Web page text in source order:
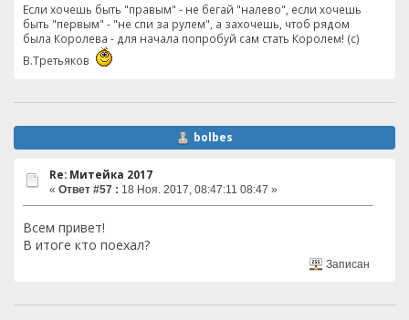
Если хочешь быть "правым" - не бегай "налево", если хочешь
быть "первым" - "не спи за рулем", а захочешь, чтоб рядом
была Королева - для начала попробуй сам стать Королем! (с)
В.Третьяков
bolbes
Re: Митейка 2017
« Ответ #57 : 18 Ноя. 2017, 08:47:11 08:47 »
Всем привет!
В итоге кто поехал?
Записан